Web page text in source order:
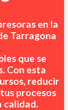
en la
Tarragona
que se
Con esta
reducir
procesos
calidad.